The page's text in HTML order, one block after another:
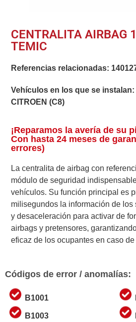
CENTRALITA AIRBAG
TEMIC
Referencias relacionadas:
Vehículos en los que se instalan:
CITROEN (C8)
¡Reparamos la avería de su
Con hasta 24 meses de
errores)
La centralita de airbag con
módulo de seguridad
vehículos. Su función principal es
milisegundos la información de los
y desaceleración para activar de
airbags y pretensores,
eficaz de los ocupantes en caso
Códigos de error / anomalías:
B1001
B1003